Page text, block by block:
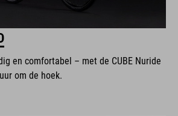
en comfortabel – met de CUBE Nuride
om de hoek.